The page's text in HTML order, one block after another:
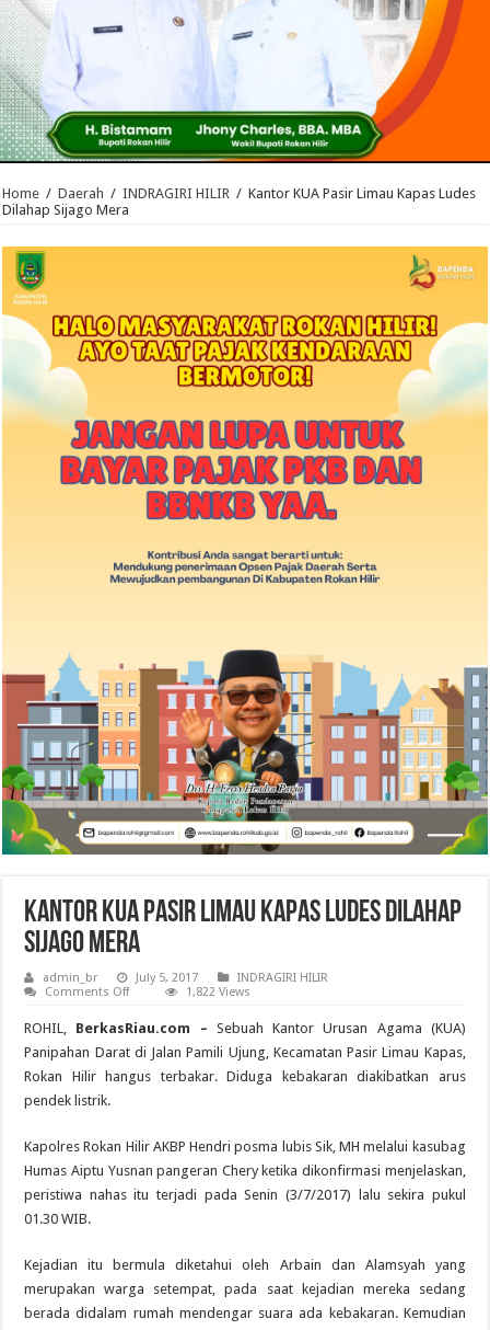
Home / Daerah / INDRAGIRI HILIR / Kantor KUA Pasir Limau Kapas Ludes
Dilahap Sijago Mera
Kantor KUA Pasir Limau Kapas Ludes Dilahap
Sijago Mera
admin_br July 5, 2017
INDRAGIRI HILIR
Comments Offon
KUA
Pasir
Limau
Kapas
Ludes
1,822 Views
ROHIL, BerkasRiau.com – Sebuah Kantor Urusan Agama (KUA)
Panipahan Darat di Jalan Pamili Ujung, Kecamatan Pasir Limau Kapas,
Rokan Hilir hangus terbakar. Diduga kebakaran diakibatkan arus
pendek listrik.
Kapolres Rokan Hilir AKBP Hendri posma lubis Sik, MH melalui kasubag
Humas Aiptu Yusnan pangeran Chery ketika dikonfirmasi menjelaskan,
peristiwa nahas itu terjadi pada Senin (3/7/2017) lalu sekira pukul
01.30 WIB.
Kejadian itu bermula diketahui oleh Arbain dan Alamsyah yang
merupakan warga setempat, pada saat kejadian mereka sedang
berada didalam rumah mendengar suara ada kebakaran. Kemudian